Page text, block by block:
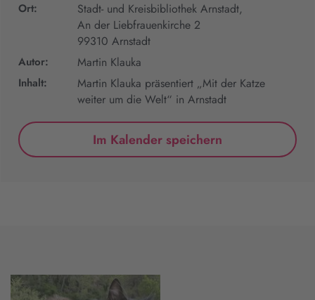
Ort:
Stadt- und Kreisbibliothek Arnstadt,
An der Liebfrauenkirche 2
99310 Arnstadt
Autor: Martin Klauka
Inhalt:
Martin Klauka präsentiert „Mit der Katze
weiter um die Welt“ in Arnstadt
Im Kalender speichern